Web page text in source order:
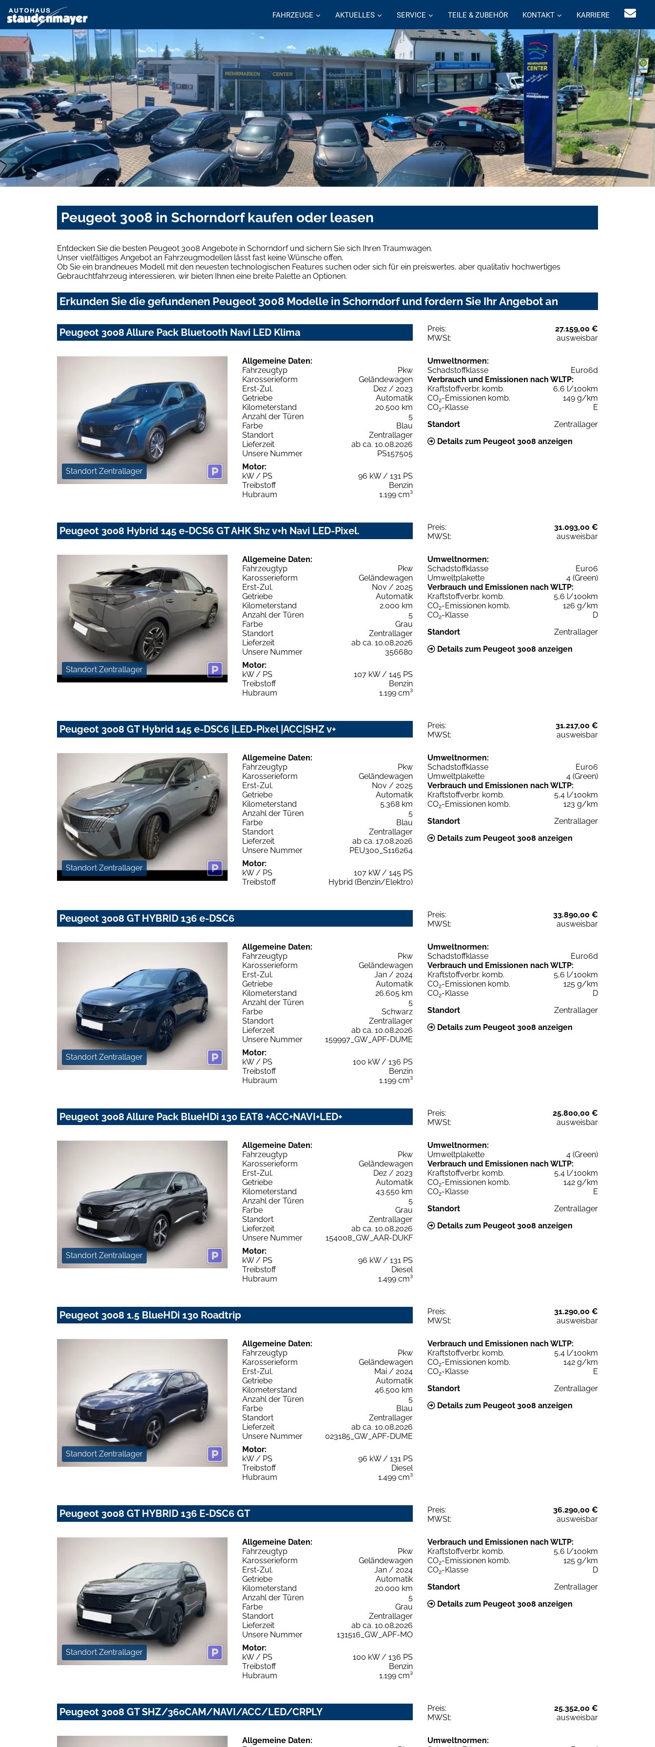
FAHRZEUGE AKTUELLES SERVICE TEILE & ZUBEHÖR KONTAKT KARRIERE
Peugeot 3008 in Schorndorf kaufen oder leasen
Entdecken Sie die besten Peugeot 3008 Angebote in Schorndorf und sichern Sie sich Ihren Traumwagen.
Unser vielfältiges Angebot an Fahrzeugmodellen lässt fast keine Wünsche offen.
Ob Sie ein brandneues Modell mit den neuesten technologischen Features suchen oder sich für ein preiswertes, aber qualitativ hochwertiges
Gebrauchtfahrzeug interessieren, wir bieten Ihnen eine breite Palette an Optionen.
Erkunden Sie die gefundenen Peugeot 3008 Modelle in Schorndorf und fordern Sie Ihr Angebot an
Peugeot 3008 Allure Pack Bluetooth Navi LED Klima Preis:
27.159,00 €
MWSt:
ausweisbar
Standort Zentrallager
Allgemeine Daten:
Fahrzeugtyp
Pkw
Karosserieform
Geländewagen
Erst-Zul.
Dez / 2023
Getriebe
Automatik
Kilometerstand
20.500 km
Anzahl der Türen
5
Farbe
Blau
Standort
Zentrallager
Lieferzeit
ab ca. 10.08.2026
Unsere Nummer
PS157505
Motor:
kW / PS
96 kW / 131 PS
Treibstoff
Benzin
Hubraum
1.199 cm³
Umweltnormen:
Schadstoffklasse
Euro6d
Verbrauch und Emissionen nach WLTP:
Kraftstoffverbr. komb.
6,6 l/100km
CO2-Emissionen komb.
149 g/km
CO2-Klasse
E
Standort
Zentrallager
Details zum Peugeot 3008 anzeigen
Peugeot 3008 Hybrid 145 e-DCS6 GT AHK Shz v+h Navi LED-Pixel. Preis:
31.093,00 €
MWSt:
ausweisbar
Standort Zentrallager
Allgemeine Daten:
Fahrzeugtyp
Pkw
Karosserieform
Geländewagen
Erst-Zul.
Nov / 2025
Getriebe
Automatik
Kilometerstand
2.000 km
Anzahl der Türen
5
Farbe
Grau
Standort
Zentrallager
Lieferzeit
ab ca. 10.08.2026
Unsere Nummer
356680
Motor:
kW / PS
107 kW / 145 PS
Treibstoff
Benzin
Hubraum
1.199 cm³
Umweltnormen:
Schadstoffklasse
Euro6
Umweltplakette
4 (Green)
Verbrauch und Emissionen nach WLTP:
Kraftstoffverbr. komb.
5,6 l/100km
CO2-Emissionen komb.
126 g/km
CO2-Klasse
D
Standort
Zentrallager
Details zum Peugeot 3008 anzeigen
Peugeot 3008 GT Hybrid 145 e-DSC6 |LED-Pixel |ACC|SHZ v+ Preis:
31.217,00 €
MWSt:
ausweisbar
Standort Zentrallager
Allgemeine Daten:
Fahrzeugtyp
Pkw
Karosserieform
Geländewagen
Erst-Zul.
Nov / 2025
Getriebe
Automatik
Kilometerstand
5.368 km
Anzahl der Türen
5
Farbe
Blau
Standort
Zentrallager
Lieferzeit
ab ca. 17.08.2026
Unsere Nummer
PEU300_S116264
Motor:
kW / PS
107 kW / 145 PS
Treibstoff
Hybrid (Benzin/Elektro)
Umweltnormen:
Schadstoffklasse
Euro6
Umweltplakette
4 (Green)
Verbrauch und Emissionen nach WLTP:
Kraftstoffverbr. komb.
5,4 l/100km
CO2-Emissionen komb.
123 g/km
Standort
Zentrallager
Details zum Peugeot 3008 anzeigen
Peugeot 3008 GT HYBRID 136 e-DSC6 Preis:
33.890,00 €
MWSt:
ausweisbar
Standort Zentrallager
Allgemeine Daten:
Fahrzeugtyp
Pkw
Karosserieform
Geländewagen
Erst-Zul.
Jan / 2024
Getriebe
Automatik
Kilometerstand
26.605 km
Anzahl der Türen
5
Farbe
Schwarz
Standort
Zentrallager
Lieferzeit
ab ca. 10.08.2026
Unsere Nummer
159997_GW_APF-DUME
Motor:
kW / PS
100 kW / 136 PS
Treibstoff
Benzin
Hubraum
1.199 cm³
Umweltnormen:
Schadstoffklasse
Euro6d
Verbrauch und Emissionen nach WLTP:
Kraftstoffverbr. komb.
5,6 l/100km
CO2-Emissionen komb.
125 g/km
CO2-Klasse
D
Standort
Zentrallager
Details zum Peugeot 3008 anzeigen
Peugeot 3008 Allure Pack BlueHDi 130 EAT8 +ACC+NAVI+LED+ Preis:
25.800,00 €
MWSt:
ausweisbar
Standort Zentrallager
Allgemeine Daten:
Fahrzeugtyp
Pkw
Karosserieform
Geländewagen
Erst-Zul.
Dez / 2023
Getriebe
Automatik
Kilometerstand
43.550 km
Anzahl der Türen
5
Farbe
Grau
Standort
Zentrallager
Lieferzeit
ab ca. 10.08.2026
Unsere Nummer
154008_GW_AAR-DUKF
Motor:
kW / PS
96 kW / 131 PS
Treibstoff
Diesel
Hubraum
1.499 cm³
Umweltnormen:
Umweltplakette
4 (Green)
Verbrauch und Emissionen nach WLTP:
Kraftstoffverbr. komb.
5,4 l/100km
CO2-Emissionen komb.
142 g/km
CO2-Klasse
E
Standort
Zentrallager
Details zum Peugeot 3008 anzeigen
Peugeot 3008 1.5 BlueHDi 130 Roadtrip Preis:
31.290,00 €
MWSt:
ausweisbar
Standort Zentrallager
Allgemeine Daten:
Fahrzeugtyp
Pkw
Karosserieform
Geländewagen
Erst-Zul.
Mai / 2024
Getriebe
Automatik
Kilometerstand
46.500 km
Anzahl der Türen
5
Farbe
Blau
Standort
Zentrallager
Lieferzeit
ab ca. 10.08.2026
Unsere Nummer
023185_GW_APF-DUME
Motor:
kW / PS
96 kW / 131 PS
Treibstoff
Diesel
Hubraum
1.499 cm³
Verbrauch und Emissionen nach WLTP:
Kraftstoffverbr. komb.
5,4 l/100km
CO2-Emissionen komb.
142 g/km
CO2-Klasse
E
Standort
Zentrallager
Details zum Peugeot 3008 anzeigen
Peugeot 3008 GT HYBRID 136 E-DSC6 GT Preis:
36.290,00 €
MWSt:
ausweisbar
Standort Zentrallager
Allgemeine Daten:
Fahrzeugtyp
Pkw
Karosserieform
Geländewagen
Erst-Zul.
Jan / 2024
Getriebe
Automatik
Kilometerstand
20.000 km
Anzahl der Türen
5
Farbe
Grau
Standort
Zentrallager
Lieferzeit
ab ca. 10.08.2026
Unsere Nummer
131516_GW_APF-MO
Motor:
kW / PS
100 kW / 136 PS
Treibstoff
Benzin
Hubraum
1.199 cm³
Verbrauch und Emissionen nach WLTP:
Kraftstoffverbr. komb.
5,6 l/100km
CO2-Emissionen komb.
125 g/km
CO2-Klasse
D
Standort
Zentrallager
Details zum Peugeot 3008 anzeigen
Peugeot 3008 GT SHZ/360CAM/NAVI/ACC/LED/CRPLY Preis:
25.352,00 €
MWSt:
ausweisbar
Allgemeine Daten:
Umweltnormen: